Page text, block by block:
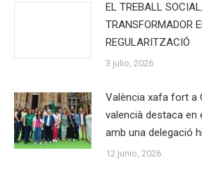
EL TREBALL
TRANSFORMADOR
REGULARITZACIÓ
3 julio, 2026
València xafa fort a
valencià destaca en
amb una delegació
12 junio, 2026